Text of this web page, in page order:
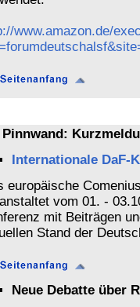
www.amazon.de/
Pinnwand:
Internationale DaF-
europäische
vom 01. -
mit Beiträgen
Stand der
Neue Debatte über